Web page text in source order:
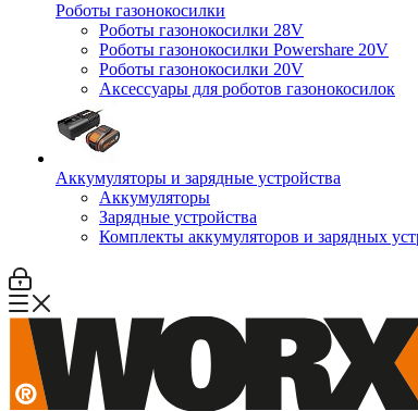
Роботы газонокосилки
Роботы газонокосилки 28V
Роботы газонокосилки Powershare 20V
Роботы газонокосилки 20V
Аксессуары для роботов газонокосилок
Аккумуляторы и зарядные устройства
Аккумуляторы
Зарядные устройства
Комплекты аккумуляторов и зарядных